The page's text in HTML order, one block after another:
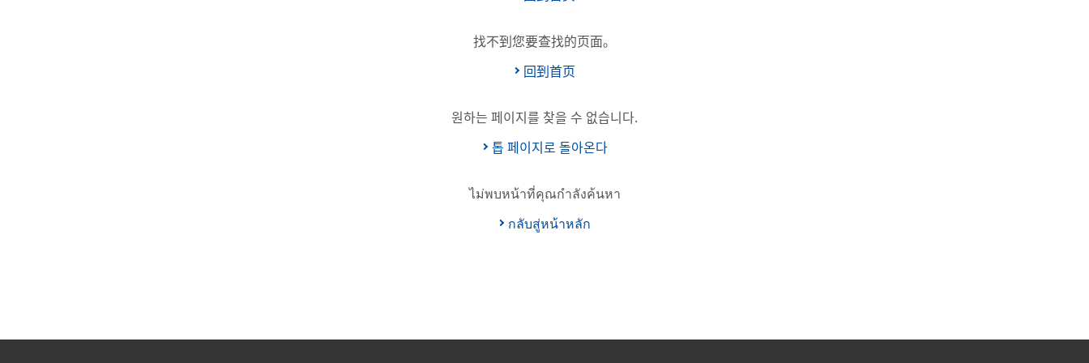
找不到您要查找的页面。
回到首页
원하는 페이지를 찾을 수 없습니다.
톱 페이지로 돌아온다
ไม่พบหน้าที่คุณกำลังค้นหา
กลับสู่หน้าหลัก